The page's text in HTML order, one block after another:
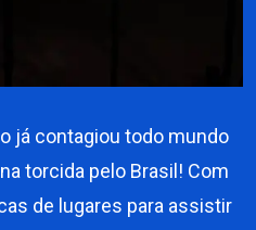
já contagiou todo mundo
torcida pelo Brasil! Com
de lugares para assistir